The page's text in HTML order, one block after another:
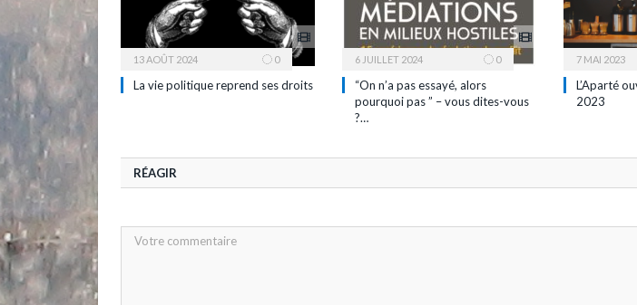
13 AOÛT 2024 0
La vie politique reprend ses droits
6 JUILLET 2024 0
“On n’a pas essayé, alors
pourquoi pas ” – vous dites-vous
?…
7 MAI 2023
L’Aparté
2023
RÉAGIR